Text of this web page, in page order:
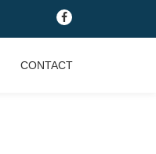
CONTACT